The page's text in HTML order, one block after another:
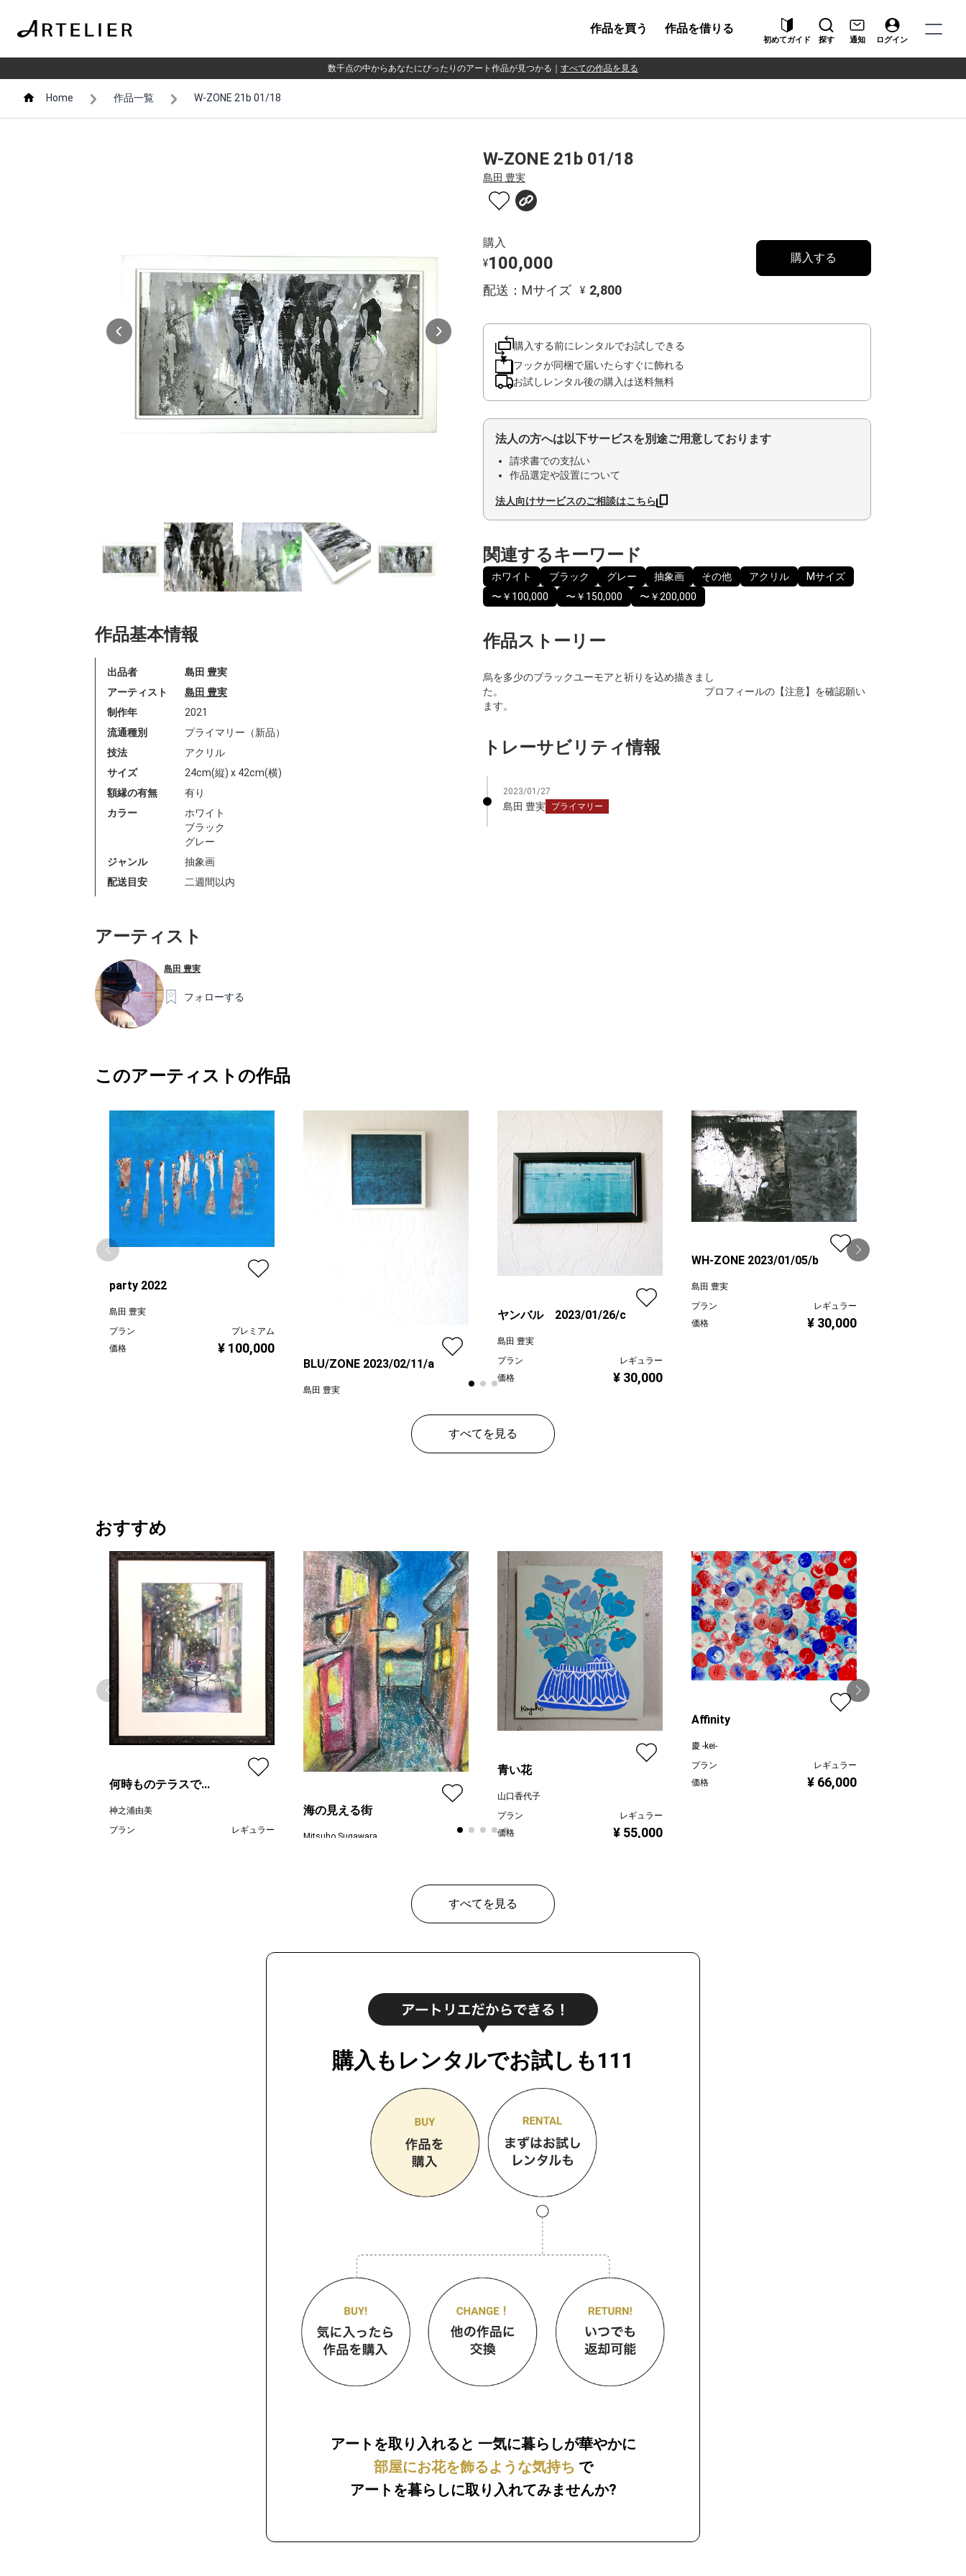
作品を買う 作品を借りる
初めてガイド 探す 通知 ログイン
数千点の中からあなたにぴったりのアート作品が見つかる すべての作品を見る
Home 作品一覧 W-ZONE 21b 01/18
作品基本情報
出品者
島田 豊実
アーティスト
島田 豊実
制作年
2021
流通種別
プライマリー（新品）
技法
アクリル
サイズ
24cm(縦) x 42cm(横)
額縁の有無
有り
カラー
ホワイト
ブラック
グレー
ジャンル
抽象画
配送目安
二週間以内
アーティスト
島田 豊実
フォローする
W-ZONE 21b 01/18
島田 豊実
購入
¥100,000
配送：Mサイズ ¥ 2,800
購入する
購入する前にレンタルでお試しできる
フックが同梱で届いたらすぐに飾れる
お試しレンタル後の購入は送料無料
法人の方へは以下サービスを別途ご用意しております
請求書での支払い
作品選定や設置について
法人向けサービスのご相談はこちら
関連するキーワード
ホワイト ブラック グレー 抽象画 その他 アクリル
Mサイズ
〜￥100,000
〜￥150,000 〜￥200,000
作品ストーリー
烏を多少のブラックユーモアと祈りを込め描きまし
た。 プロフィールの【注意】を確認願い
ます。
トレーサビリティ情報
2023/01/27
島田 豊実 プライマリー
このアーティストの作品
party 2022
島田 豊実
プラン
プレミアム
価格
¥ 100,000
BLU/ZONE 2023/02/11/a
島田 豊実
¥ 150,000
ヤンバル 2023/01/26/c
島田 豊実
プラン
レギュラー
価格
¥ 30,000
WH-ZONE 2023/01/05/b
島田 豊実
プラン
レギュラー
価格
¥ 30,000
すべてを見る
おすすめ
何時ものテラスで...
神之浦由美
プラン
レギュラー
海の見える街
Mitsuho Sugawara
青い花
山口香代子
プラン
レギュラー
価格
¥ 55,000
Affinity
慶 -kei-
プラン
レギュラー
価格
¥ 66,000
すべてを見る
購入もレンタルでお試しも111
アートを取り入れると 一気に暮らしが華やかに
部屋にお花を飾るような気持ち で
アートを暮らしに取り入れてみませんか?